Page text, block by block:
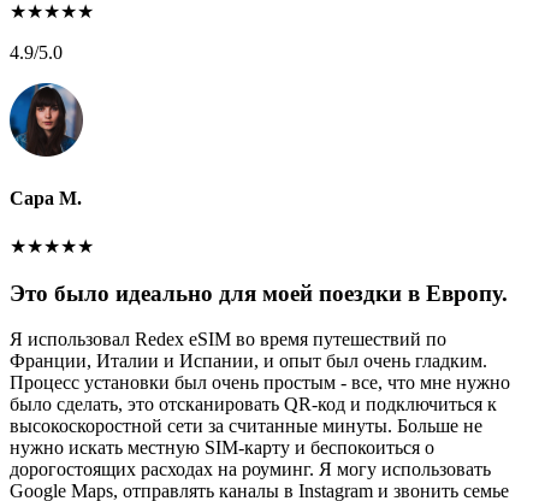
★★★★★
4.9/5.0
Сара М.
★★★★★
Это было идеально для моей поездки в Европу.
Я использовал Redex eSIM во время путешествий по
Франции, Италии и Испании, и опыт был очень гладким.
Процесс установки был очень простым - все, что мне нужно
было сделать, это отсканировать QR-код и подключиться к
высокоскоростной сети за считанные минуты. Больше не
нужно искать местную SIM-карту и беспокоиться о
дорогостоящих расходах на роуминг. Я могу использовать
Google Maps, отправлять каналы в Instagram и звонить семье